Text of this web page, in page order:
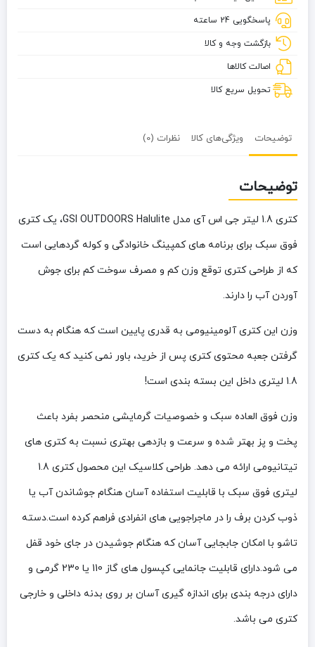
اس
آی
مدل
OUTDOORS
Halulite
پاسخگویی 24 ساعته
بازگشت وجه و کالا
اصالت کالاها
تحویل سریع کالا
توضیحات ویژگی‌های کالا نظرات (0)
توضیحات
کتری 1.8 لیتر جی اس آی مدل GSI OUTDOORS Halulite، یک کتری
فوق سبک برای برنامه های کمپینگ خانوادگی و کوله گردهایی است
که از طراحی کتری توقع وزن کم و مصرف سوخت کم برای جوش
آوردن آب را دارند.
وزن این کتری آلومینیومی به قدری پایین است که هنگام به دست
گرفتن جعبه محتوی کتری پس از خرید، باور نمی کنید که یک کتری
1.8 لیتری داخل این بسته بندی است!
وزن فوق العاده سبک و خصوصیات گرمایشی منحصر بفرد باعث
پخت و پز بهتر شده و سرعت و بازدهی بهتری نسبت به کتری های
تیتانیومی ارائه می دهد. طراحی کلاسیک این محصول کتری 1.8
لیتری فوق سبک با قابلیت استفاده آسان هنگام جوشاندن آب یا
ذوب کردن برف را در ماجراجویی های انفرادی فراهم کرده است.دسته
تاشو با امکان جابجایی آسان که هنگام جوشیدن در جای خود قفل
می شود.دارای قابلیت جانمایی کپسول های گاز 110 یا 230 گرمی و
دارای درجه بندی برای اندازه گیری آسان بر روی بدنه داخلی و خارجی
کتری می باشد.